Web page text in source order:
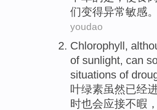
们变得异常敏感。
youdao
Chlorophyll ,
of sunlight, can
situations of
叶绿素虽然已经
时也会应接不暇，